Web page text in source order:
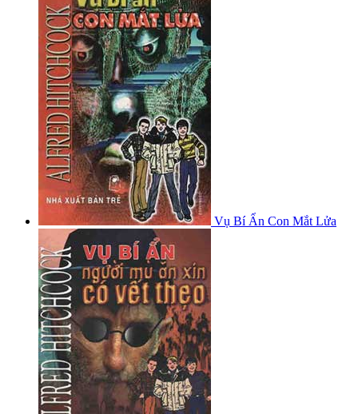
Vụ Bí Ẩn Con Mắt Lửa